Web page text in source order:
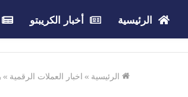
الرئيسية أخبار الكريبتو
الرئيسية » اخبار العملات الرقمية »